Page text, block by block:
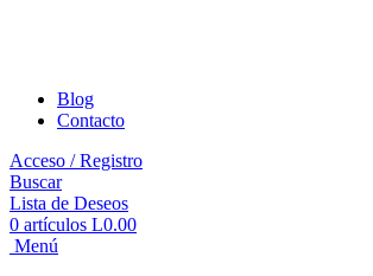
Blog
Contacto
Acceso / Registro
Buscar
Lista de Deseos
0 artículos L0.00
Menú